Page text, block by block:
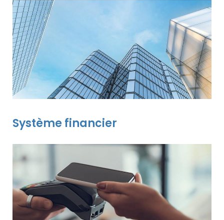
Système financier